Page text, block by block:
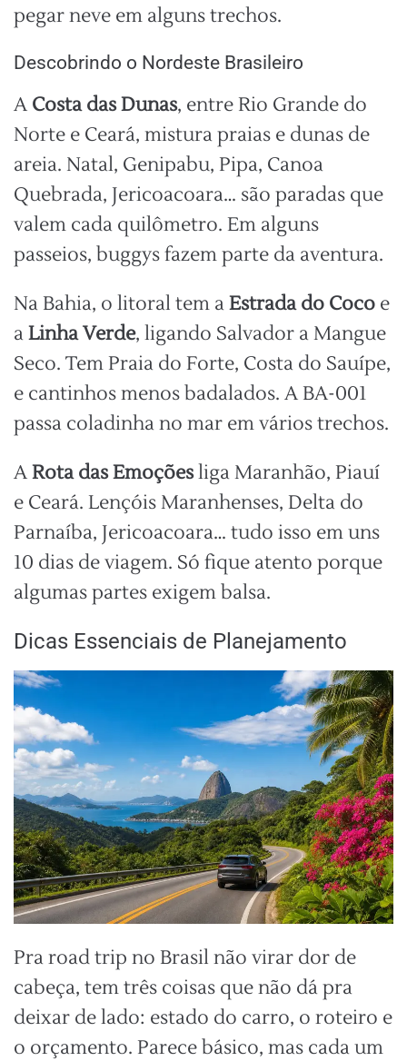
pegar neve em alguns trechos.
Descobrindo o Nordeste Brasileiro
A Costa das Dunas, entre Rio Grande do
Norte e Ceará, mistura praias e dunas de
areia. Natal, Genipabu, Pipa, Canoa
Quebrada, Jericoacoara… são paradas que
valem cada quilômetro. Em alguns
passeios, buggys fazem parte da aventura.
Na Bahia, o litoral tem aEstrada do Coco e
aLinha Verde, ligando Salvador a Mangue
Seco. Tem Praia do Forte, Costa do Sauípe,
e cantinhos menos badalados. A BA-001
passa coladinha no mar em vários trechos.
ARota das Emoçõesliga Maranhão, Piauí
e Ceará. Lençóis Maranhenses, Delta do
Parnaíba, Jericoacoara… tudo isso em uns
10 dias de viagem. Só fique atento porque
algumas partes exigem balsa.
Dicas Essenciais de Planejamento
Pra road trip no Brasil não virar dor de
cabeça, tem três coisas que não dá pra
deixar de lado: estado do carro, o roteiro e
o orçamento. Parece básico, mas cada um